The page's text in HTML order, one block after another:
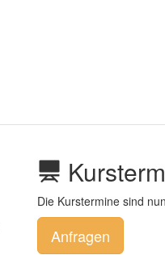
Die Kurstermine sind
Anfragen